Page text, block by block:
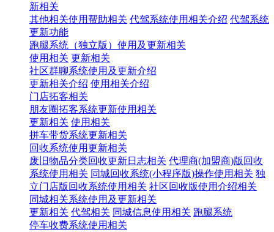
新相关
其他相关使用帮助相关 代驾系统使用相关介绍 代驾系统
更新功能
跑腿系统（独立版）使用及更新相关
使用相关 更新相关
社区群聊系统使用及更新介绍
更新相关介绍 使用相关介绍
门店拓客相关
朋友圈拓客系统更新使用相关
更新相关 使用相关
拼车带货系统更新相关
回收系统使用更新相关
废旧物品分类回收更新日志相关 代理商(加盟商)版回收
系统使用相关 同城回收系统(小程序版)操作使用相关 独
立门店版回收系统使用相关 社区回收版使用介绍相关
同城相关系统使用及更新相关
更新相关 代驾相关 同城信息使用相关 跑腿系统
停车收费系统使用相关